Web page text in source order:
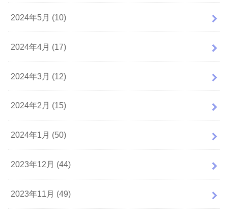
2024年5月 (10)
2024年4月 (17)
2024年3月 (12)
2024年2月 (15)
2024年1月 (50)
2023年12月 (44)
2023年11月 (49)